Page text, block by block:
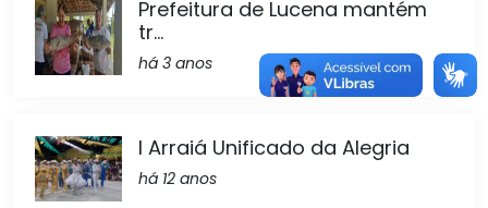
Prefeitura de Lucena mantém
tr...
há 3 anos
I Arraiá Unificado da Alegria
há 12 anos